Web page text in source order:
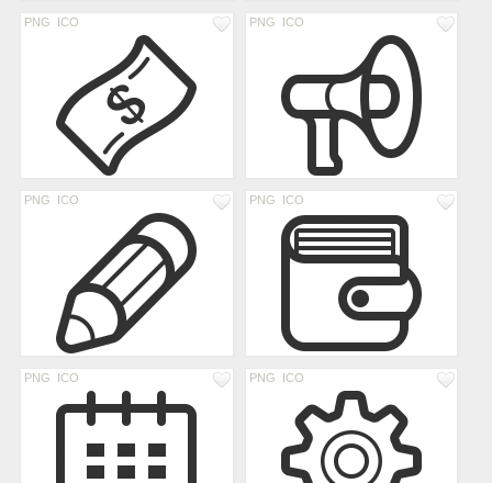
PNG ICO PNG ICO
PNG ICO PNG ICO
PNG ICO PNG ICO